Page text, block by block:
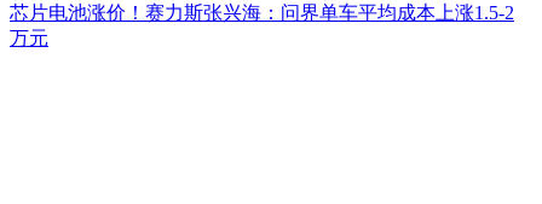
芯片电池涨价！赛力斯张兴海：问界单车平均成本上涨1.5-2
万元